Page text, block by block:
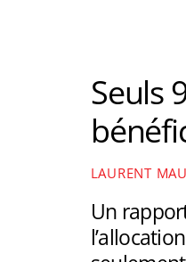
Seuls
LAURENT
Un